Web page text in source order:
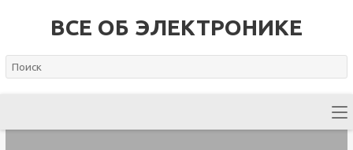
ВСЕ ОБ ЭЛЕКТРОНИКЕ